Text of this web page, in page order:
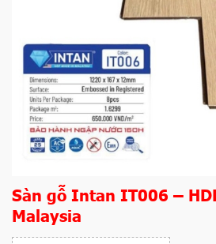
Sàn gỗ Intan IT006 –
Malaysia